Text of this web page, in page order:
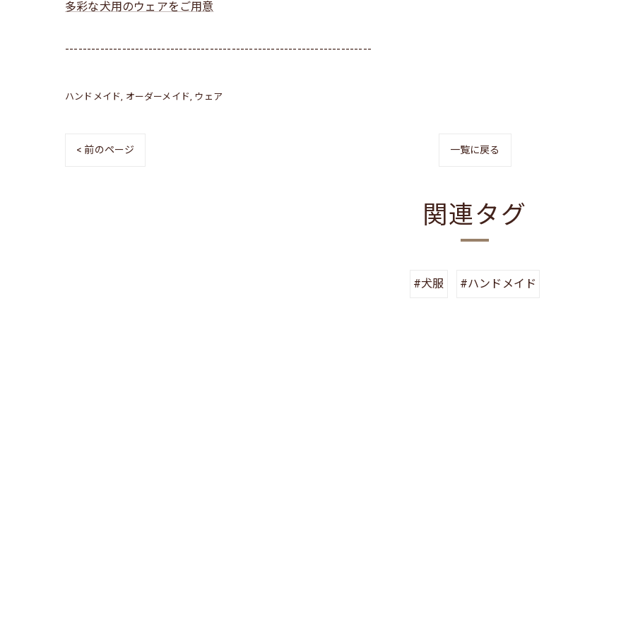
多彩な犬用のウェアをご用意
----------------------------------------------------------------------
ハンドメイド オーダーメイド ウェア
< 前のページ 一覧に戻る
関連タグ
#犬服 #ハンドメイド